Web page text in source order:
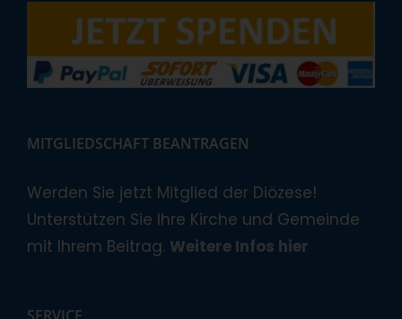
MITGLIEDSCHAFT BEANTRAGEN
Werden Sie jetzt Mitglied der Diözese!
Unterstützen Sie Ihre Kirche und Gemeinde
mit Ihrem Beitrag. Weitere Infos hier